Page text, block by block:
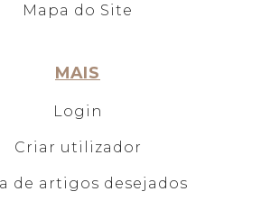
Mapa do Site
MAIS
Login
Criar utilizador
de artigos desejados